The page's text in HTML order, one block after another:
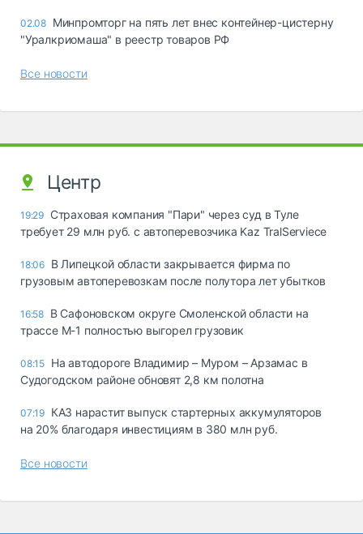
02.08 Минпромторг на пять лет внес контейнер-цистерну
"Уралкриомаша" в реестр товаров РФ
Все новости
Центр
19:29 Страховая компания "Пари" через суд в Туле
требует 29 млн руб. с автоперевозчика Kaz TralServiece
18:06 В Липецкой области закрывается фирма по
грузовым автоперевозкам после полутора лет убытков
16:58 В Сафоновском округе Смоленской области на
трассе М-1 полностью выгорел грузовик
08:15 На автодороге Владимир – Муром – Арзамас в
Судогодском районе обновят 2,8 км полотна
07:19 КАЗ нарастит выпуск стартерных аккумуляторов
на 20% благодаря инвестициям в 380 млн руб.
Все новости